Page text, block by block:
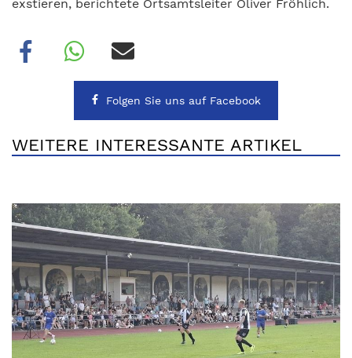
exstieren, berichtete Ortsamtsleiter Oliver Fröhlich.
Folgen Sie uns auf Facebook
WEITERE INTERESSANTE ARTIKEL